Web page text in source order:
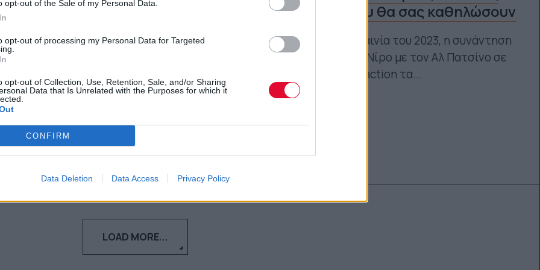
opt-out of the Sale of my Personal Data.
opt-out of processing my Personal Data for Targeted
opt-out of Collection, Use, Retention, Sale, and/or Sharing
Data that Is Unrelated with the Purposes for which it
CONFIRM
Data Deletion Data Access Privacy Policy
Ξαναβλέπουμε την
Bates vs. The Post Office’
Πώς μία μίνι σειρά με πρωταγωνιστή τον
Toby Jones υπήρξε ο καταλύτης για να
Μάνος Νομικός
02.11.2025
ταινίες που θα σας καθηλώσουν
Η καλύτερη ταινία του 2023, η συνάντηση
Ρόμπερτ Ντε Νίρο με τον Αλ Πατσίνο σε
μία μοναδική action τα...
LOAD MORE...